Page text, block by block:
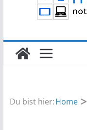
Du bist hier:Home